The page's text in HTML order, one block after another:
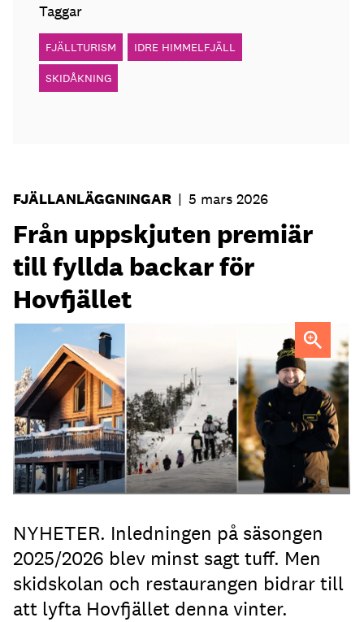
Taggar
FJÄLLTURISM IDRE HIMMELFJÄLL
SKIDÅKNING
FJÄLLANLÄGGNINGAR | 5 mars 2026
Från uppskjuten premiär
till fyllda backar för
Hovfjället
FOTO: Ludwig Sörberg Awaremedia
NYHETER. Inledningen på säsongen
2025/2026 blev minst sagt tuff. Men
skidskolan och restaurangen bidrar till
att lyfta Hovfjället denna vinter.